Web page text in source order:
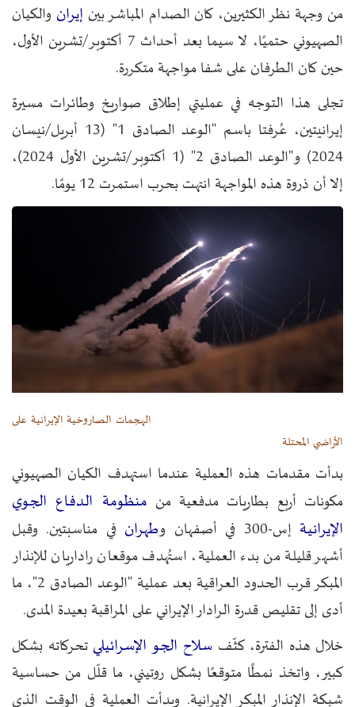
من وجهة نظر الكثيرين، كان الصدام المباشر بين إيران والكيان
الصهيوني حتميًا، لا سيما بعد أحداث 7 أكتوبر/تشرين الأول،
حين كان الطرفان على شفا مواجهة متكررة.
تجلى هذا التوجه في عمليتي إطلاق صواريخ وطائرات مسيرة
إيرانيتين، عُرفتا باسم "الوعد الصادق 1" (13 أبريل/نيسان
2024) و"الوعد الصادق 2" (1 أكتوبر/تشرين الأول 2024)،
إلا أن ذروة هذه المواجهة انتهت بحرب استمرت 12 يومًا.
الهجمات الصاروخية الإيرانية على
الأراضي المحتلة
بدأت مقدمات هذه العملية عندما استهدف الكيان الصهيوني
مكونات أربع بطاريات مدفعية من منظومة الدفاع الجوي
الإيرانية إس-300 في أصفهان و طهران في مناسبتين. وقبل
أشهر قليلة من بدء العملية، استُهدف موقعان راداريان للإنذار
المبكر قرب الحدود العراقية بعد عملية "الوعد الصادق 2"، ما
أدى إلى تقليص قدرة الرادار الإيراني على المراقبة بعيدة المدى.
خلال هذه الفترة، كثّف سلاح الجو الإسرائيلي تحركاته بشكل
كبير، واتخذ نمطًا متوقعًا بشكل روتيني، ما قلّل من حساسية
شبكة الإنذار المبكر الإيرانية. وبدأت العملية في الوقت الذي